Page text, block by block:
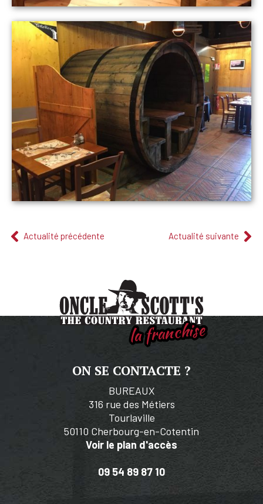
Actualité précédente Actualité suivante
la franchise
ON SE CONTACTE ?
BUREAUX
316 rue des Métiers
Tourlaville
50110 Cherbourg-en-Cotentin
Voir le plan d'accès
09 54 89 87 10